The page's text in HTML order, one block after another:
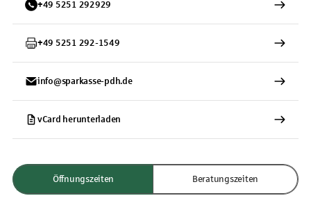
+49 5251 292929
+49 5251 292-1549
info@sparkasse-pdh.de
vCard herunterladen
Öffnungszeiten Beratungszeiten